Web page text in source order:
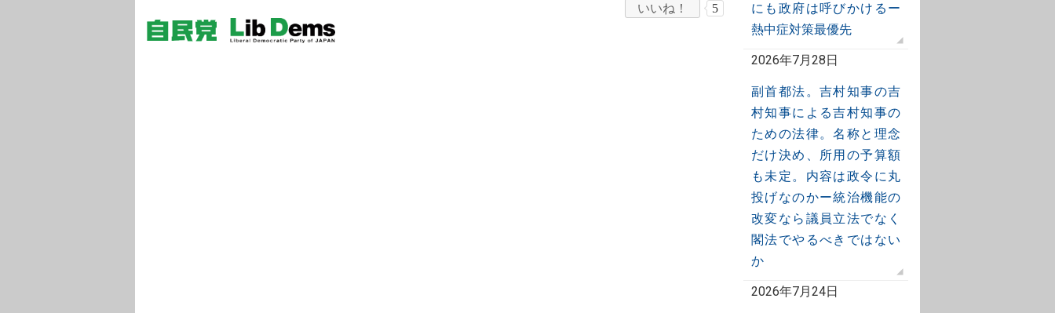
いいね！ 5
にも政府は呼びかけるー
熱中症対策最優先
2026年7月28日
副首都法。吉村知事の吉
村知事による吉村知事の
ための法律。名称と理念
だけ決め、所用の予算額
も未定。内容は政令に丸
投げなのかー統治機能の
改変なら議員立法でなく
閣法でやるべきではない
か
2026年7月24日